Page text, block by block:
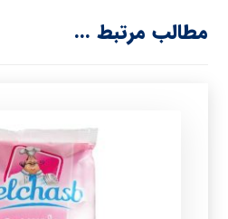
مطالب مرتبط ...